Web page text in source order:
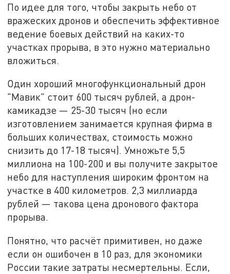
По идее для того, чтобы закрыть небо от
вражеских дронов и обеспечить эффективное
ведение боевых действий на каких-то
участках прорыва, в это нужно материально
вложиться.
Один хороший многофункциональный дрон
"Мавик" стоит 600 тысяч рублей, а дрон-
камикадзе — 25-30 тысяч (но если
изготовлением занимается крупная фирма в
больших количествах, стоимость можно
снизить до 17-18 тысяч). Умножьте 5,5
миллиона на 100-200 и вы получите закрытое
небо для наступления широким фронтом на
участке в 400 километров. 2,3 миллиарда
рублей — такова цена дронового фактора
прорыва.
Понятно, что расчёт примитивен, но даже
если он ошибочен в 10 раз, для экономики
России такие затраты несмертельны. Если,